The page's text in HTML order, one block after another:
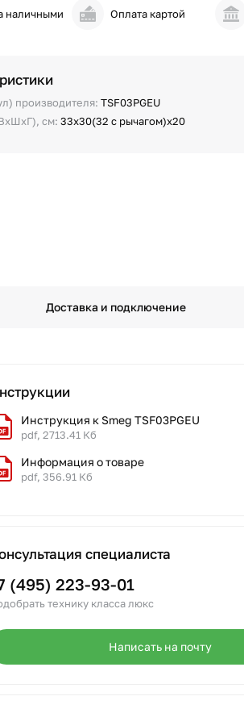
наличными Оплата картой
производителя:TSF03PGEU
см:33х30(32 с рычагом)х20
Доставка и подключение
Инструкция к Smeg TSF03PGEU
pdf, 2713.41 Кб
Информация о товаре
pdf, 356.91 Кб
специалиста
(495) 223-93-01
технику класса люкс
Написать на почту